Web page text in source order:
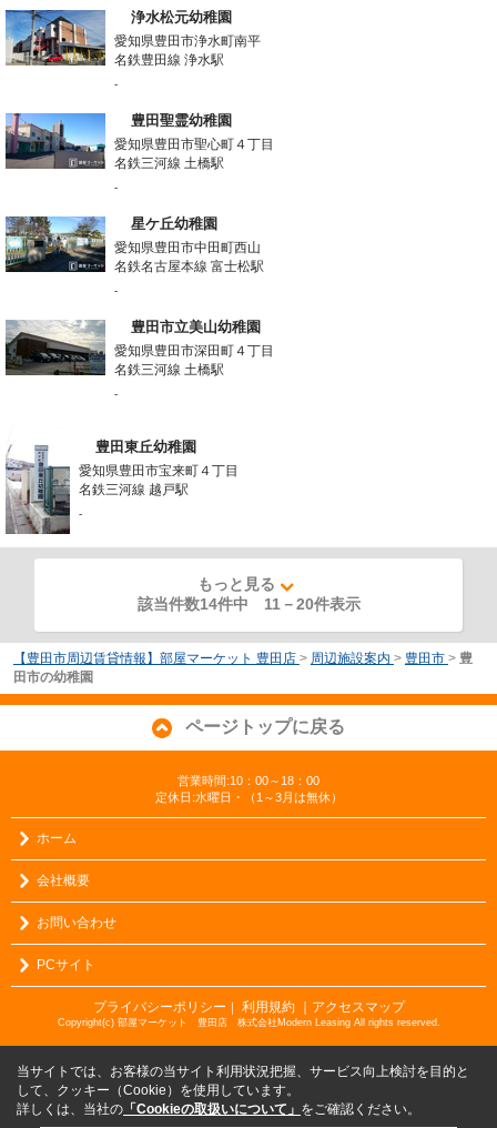
浄水松元幼稚園
愛知県豊田市浄水町南平
名鉄豊田線 浄水駅
-
豊田聖霊幼稚園
愛知県豊田市聖心町４丁目
名鉄三河線 土橋駅
-
星ケ丘幼稚園
愛知県豊田市中田町西山
名鉄名古屋本線 富士松駅
-
豊田市立美山幼稚園
愛知県豊田市深田町４丁目
名鉄三河線 土橋駅
-
豊田東丘幼稚園
愛知県豊田市宝来町４丁目
名鉄三河線 越戸駅
-
もっと見る
該当件数14件中 11 －20件表示
【豊田市周辺賃貸情報】部屋マーケット 豊田店 > 周辺施設案内 > 豊田市 > 豊
田市の幼稚園
ページトップに戻る
営業時間:10：00～18：00
定休日:水曜日・（1～3月は無休）
ホーム
会社概要
お問い合わせ
PCサイト
プライバシーポリシー ｜ 利用規約 ｜アクセスマップ
Copyright(c) 部屋マーケット 豊田店 株式会社Modern Leasing All rights reserved.
当サイトでは、お客様の当サイト利用状況把握、サービス向上検討を目的と
して、クッキー（Cookie）を使用しています。
詳しくは、当社の 「Cookieの取扱いについて」 をご確認ください。